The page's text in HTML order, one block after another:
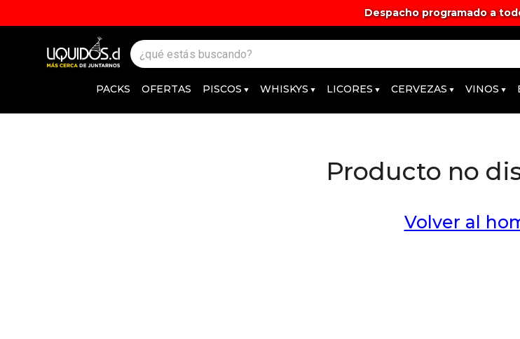
Despacho programado a
PACKS OFERTAS PISCOS WHISKYS LICORES CERVEZAS VINOS
Producto no
Volver al